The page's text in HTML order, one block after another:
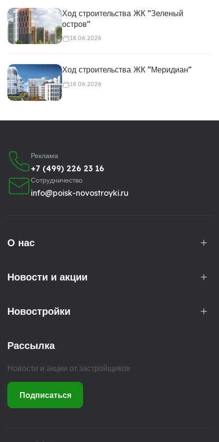
Ход строительства ЖК "Зеленый
остров"
18.06.2026
Ход строительства ЖК "Меридиан"
18.06.2026
Реклама
+7 (499) 226 23 16
Сотрудничество
info@poisk-novostroyki.ru
О нас
Новости и акции
Новостройки
Рассылка
Новости и акции от застройщиков
Подписаться